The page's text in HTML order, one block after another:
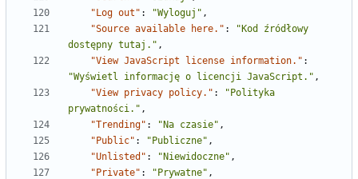
"Log out" : "Wyloguj" ,
"Source available here." :
"Kod źródłowy
dostępny tutaj." ,
"View JavaScript license information." :
"Wyświetl informację o licencji JavaScript." ,
"View privacy policy." :
"Polityka
prywatności." ,
"Trending" : "Na czasie" ,
"Public" : "Publiczne" ,
"Unlisted" : "Niewidoczne" ,
"Private" : "Prywatne" ,